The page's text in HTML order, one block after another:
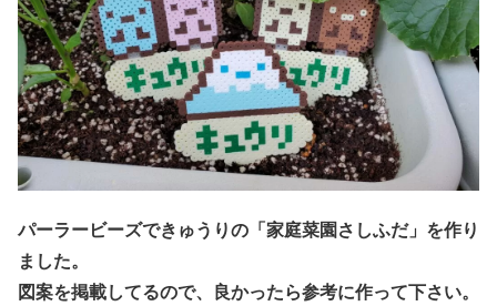
パーラービーズできゅうりの「家庭菜園さしふだ」を作り
ました。
図案を掲載してるので、良かったら参考に作って下さい。